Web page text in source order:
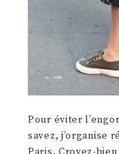
Pour éviter
savez, j’organise